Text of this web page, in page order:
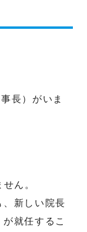
長）がいま
ん。
新しい院長
就任するこ